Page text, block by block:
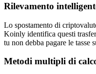
Rilevamento
Lo spostamento di
Koinly identifica questi
tu non debba pagare le tasse
Metodi multipli di